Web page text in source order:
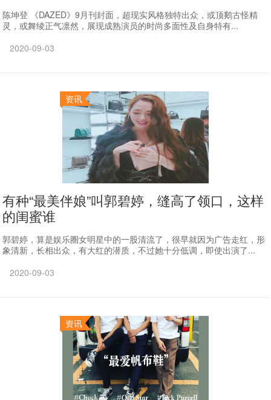
陈坤登 《DAZED》9月刊封面，超现实风格独特出众，或顶鹅古怪精
灵，或舞绫正气凛然，展现成熟演员的时尚多面性及自身特有...
2020-09-03
资讯
有种“最美伴娘”叫郭碧婷，缝高了领口，这样
的闺蜜谁
郭碧婷，算是娱乐圈女明星中的一股清流了，很早就因为广告走红，形
象清新，长相出众，有大红的潜质，不过她十分低调，即使出演了...
2020-09-03
资讯